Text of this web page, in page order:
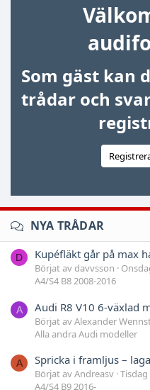
Som gäst kan
trådar och
NYA TRÅDAR
D Kupéfläkt går på max
Börjat av davvsson
A4/S4 B8 2008-2016
A Audi R8 V10 6-växlad
Börjat av Alexander
Alla andra Audi modeller
A Spricka i framljus –
Börjat av Andreasv Tisdag
A4/S4 B9 2016-